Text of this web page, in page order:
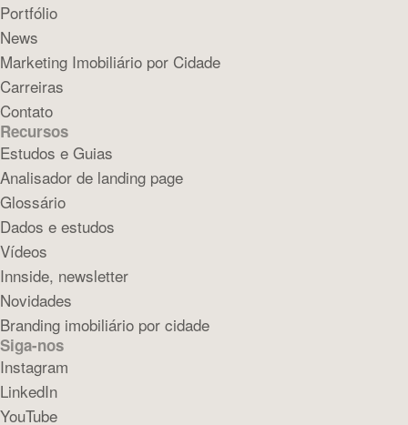
Portfólio
News
Marketing Imobiliário por Cidade
Carreiras
Contato
Recursos
Estudos e Guias
Analisador de landing page
Glossário
Dados e estudos
Vídeos
Innside, newsletter
Novidades
Branding imobiliário por cidade
Siga-nos
Instagram
LinkedIn
YouTube